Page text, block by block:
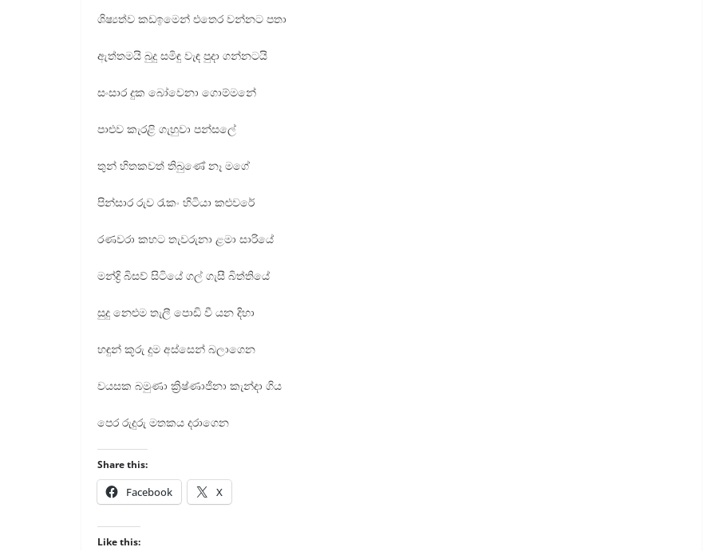
ශිෂ්‍යත්ව කඩඉමෙන් එතෙර වන්නට පතා
ඇත්තමයි බුදු සමිඳු වැඳ පුදා ගන්නටයි
සංසාර දුක බෝවෙනා ගොම්මනේ
පාළුව කැරළි ගැහුවා පන්සලේ
තුන් හිතකවත් තිබුණේ නෑ මගේ
පින්සාර රුව රැකං හිටියා කළුවරේ
රණවරා කහට තැවරුනා ළමා සාරියේ
මන්ද්‍රි බිසව් සිටියේ ගල් ගැසී බිත්තියේ
සුදු නෙළුම තැලී පොඩි වී යන දිහා
හඳුන් කූරු දුම අස්සෙන් බලාගෙන
වයසක බමුණා ක්‍රිෂ්ණාජිනා කැන්දා ගිය
පෙර රුදුරු මතකය දරාගෙන
Share this:
Facebook X
Like this: